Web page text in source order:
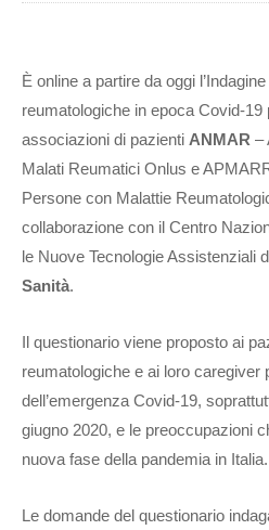
È online a partire da oggi
reumatologiche in epoca Covid-19
associazioni di pazienti ANMAR –
Malati Reumatici Onlus e
Persone con Malattie
collaborazione con il Centro
le Nuove Tecnologie Assistenziali
Sanità.
Il questionario viene proposto ai
reumatologiche e ai loro caregiver
dell’emergenza Covid-19,
giugno 2020, e le preoccupazioni
nuova fase della pandemia in Italia.
Le domande del questionario